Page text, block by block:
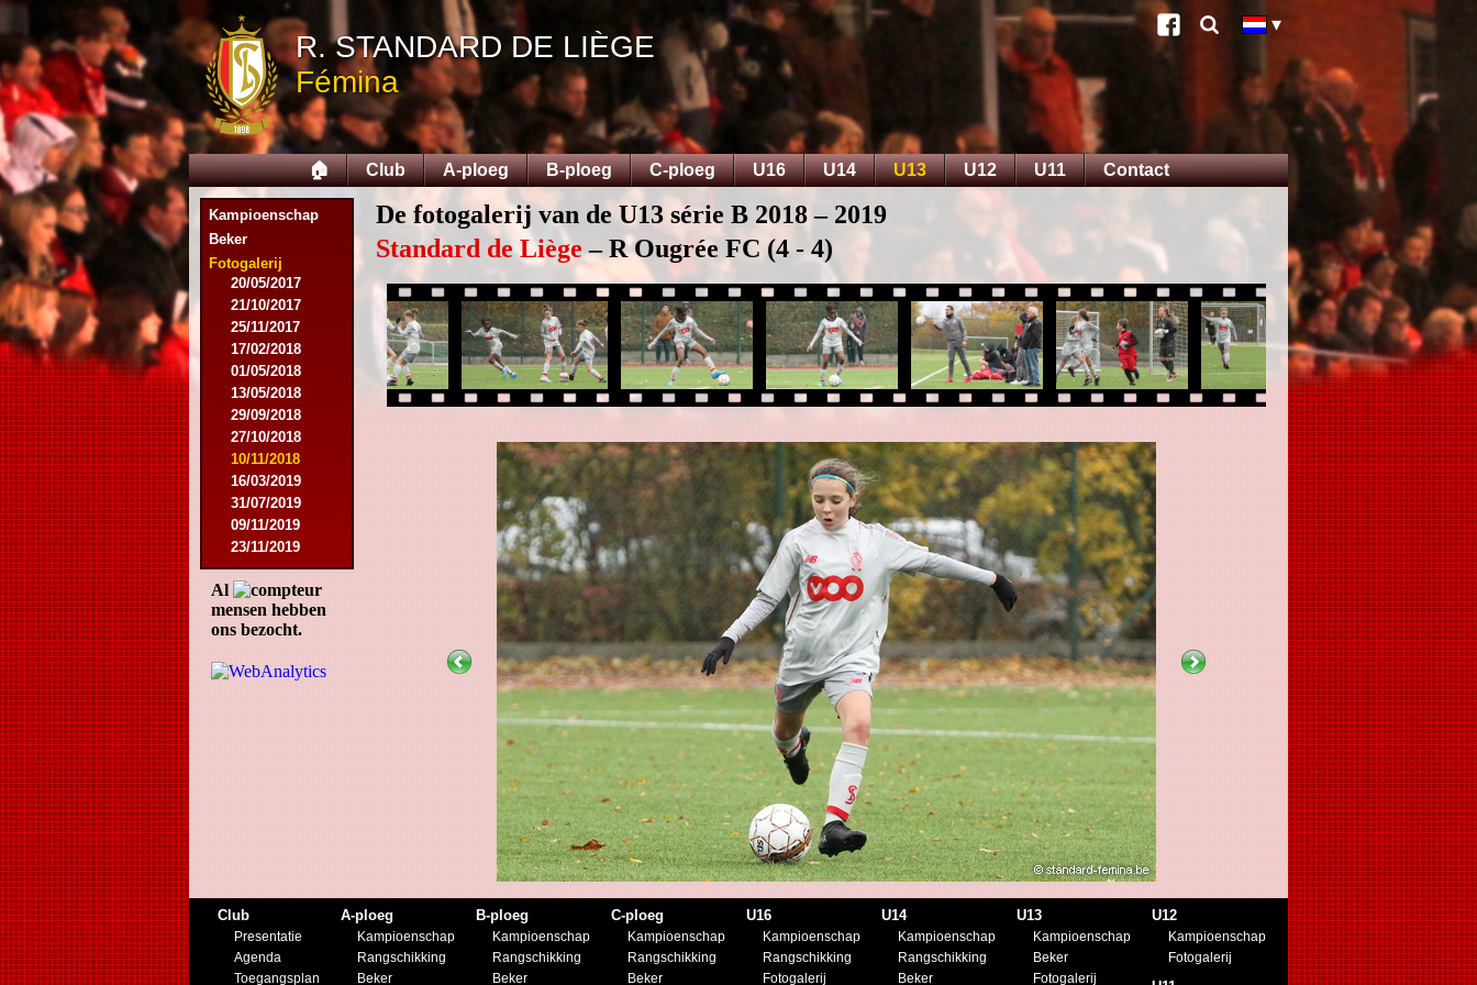
R. STANDARD DE LIÈGE
Fémina
🏠 Club A-ploeg B-ploeg C-ploeg U16 U14 U13 U12 U11 Contact
Kampioenschap
Beker
Fotogalerij
12/09/2015
26/09/2015
03/10/2015
28/11/2015
09/03/2016
09/04/2016
13/04/2016
16/05/2016
09/08/2016
08/10/2016
01/03/2017
06/05/2017
20/05/2017
21/10/2017
25/11/2017
17/02/2018
01/05/2018
13/05/2018
29/09/2018
27/10/2018
10/11/2018
16/03/2019
31/07/2019
09/11/2019
23/11/2019
Al
mensen hebben
ons bezocht.
De fotogalerij van de U13 série B 2018 – 2019
Standard de Liège– R Ougrée FC (4 - 4)
Club
Presentatie
Agenda
Toegangsplan
A-ploeg
Kampioenschap
Rangschikking
Beker
B-ploeg
Kampioenschap
Rangschikking
Beker
C-ploeg
Kampioenschap
Rangschikking
Beker
U16
Kampioenschap
Rangschikking
Fotogalerij
U14
Kampioenschap
Rangschikking
Beker
U13
Kampioenschap
Beker
Fotogalerij
U12
Kampioenschap
Fotogalerij